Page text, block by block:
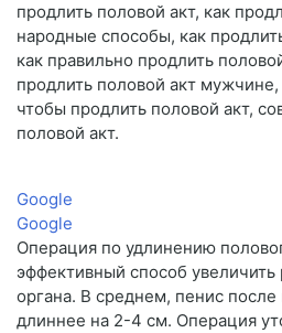
продлить половой акт, как
народные способы, как
как правильно продлить
продлить половой акт
чтобы продлить половой акт,
половой акт.
Google
Google
Операция по удлинению
эффективный способ
органа. В среднем, пенис после
длиннее на 2-4 см. Операция